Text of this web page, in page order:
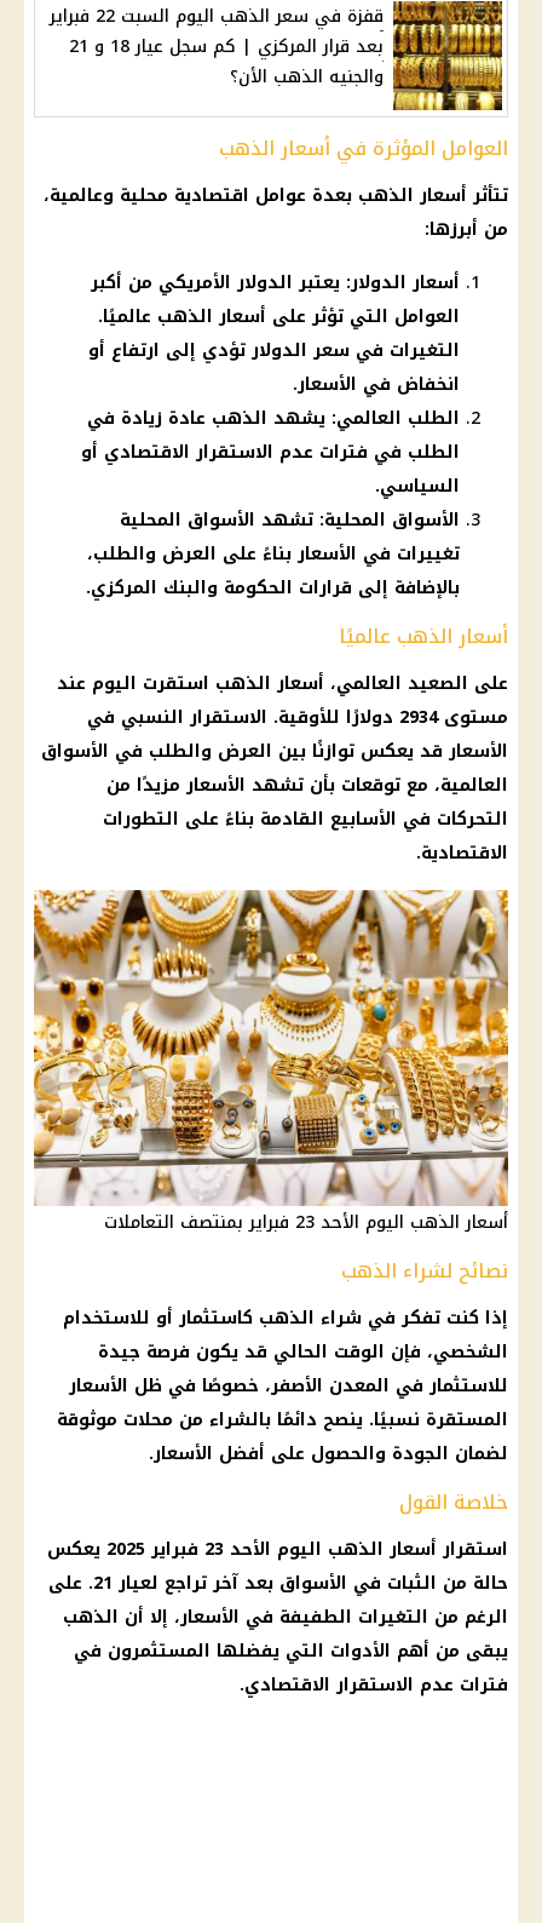
قفزة في سعر الذهب اليوم السبت 22 فبراير
بعد قرار المركزي | كم سجل عيار 18 و 21
والجنيه الذهب الأن؟
العوامل المؤثرة في أسعار الذهب
تتأثرأسعار الذهب بعدة عوامل اقتصادية محلية وعالمية،
من أبرزها:
أسعار الدولار: يعتبر الدولار الأمريكي من أكبر
العوامل التي تؤثر على أسعار الذهب عالميًا.
التغيرات في سعر الدولار تؤدي إلى ارتفاع أو
انخفاض في الأسعار.
الطلب العالمي: يشهد الذهب عادة زيادة في
الطلب في فترات عدم الاستقرار الاقتصادي أو
السياسي.
الأسواق المحلية: تشهد الأسواق المحلية
تغييرات في الأسعار بناءً على العرض والطلب،
بالإضافة إلى قرارات الحكومة والبنك المركزي.
أسعار الذهب عالميًا
على الصعيد العالمي، أسعار الذهب استقرت اليوم عند
مستوى 2934 دولارًا للأوقية. الاستقرار النسبي في
الأسعارقد يعكس توازنًا بين العرض والطلب في الأسواق
العالمية، مع توقعات بأن تشهد الأسعارمزيدًا من
التحركات في الأسابيع القادمة بناءً على التطورات
الاقتصادية.
أسعار الذهب اليوم الأحد 23 فبراير بمنتصف التعاملات
نصائح لشراء الذهب
إذا كنت تفكر في شراء الذهب كاستثمار أو للاستخدام
الشخصي، فإن الوقت الحالي قد يكون فرصة جيدة
للاستثمار في المعدن الأصفر، خصوصًا في ظل الأسعار
المستقرة نسبيًا. ينصح دائمًا بالشراء من محلات موثوقة
لضمان الجودة والحصول على أفضل الأسعار.
خلاصة القول
استقرارأسعار الذهب اليوم الأحد 23 فبراير 2025
يعكس
حالة من الثبات في الأسواق
بعد آخر تراجع لعيار 21. على
الرغم من التغيرات الطفيفة في الأسعار، إلا أن الذهب
يبقى من أهم الأدوات التي يفضلها المستثمرون في
فترات عدم الاستقرار الاقتصادي.